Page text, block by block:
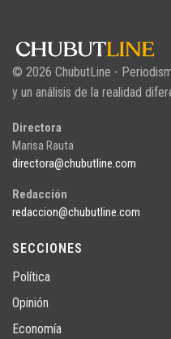
© 2026 ChubutLine -
y un análisis de la realidad
Directora
Marisa Rauta
directora@chubutline.com
Redacción
redaccion@chubutline.com
SECCIONES
Política
Opinión
Economía